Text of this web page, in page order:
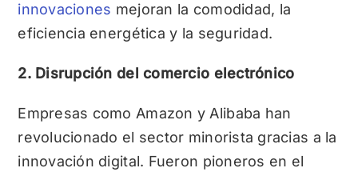
innovaciones mejoran la comodidad, la
eficiencia energética y la seguridad.
2. Disrupción del comercio electrónico
Empresas como Amazon y Alibaba han
revolucionado el sector minorista gracias a la
innovación digital. Fueron pioneros en el